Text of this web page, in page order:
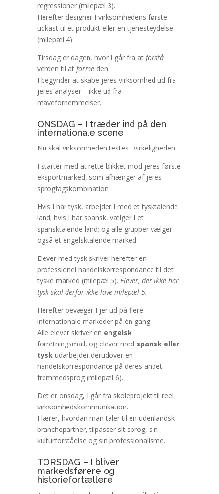
regressioner (milepæl 3).
Herefter designer I virksomhedens første
udkast til et produkt eller en tjenesteydelse
(milepæl 4).
Tirsdag er dagen, hvor I går fra at forstå
verden til at formeden.
I begynder at skabe jeres virksomhed ud fra
jeres analyser – ikke ud fra
mavefornemmelser.
ONSDAG – I træder ind på den
internationale scene
Nu skal virksomheden testes i virkeligheden.
I starter med at rette blikket mod jeres første
eksportmarked, som afhænger af jeres
sprogfagskombination:
Hvis I har tysk, arbejder I med et tysktalende
land; hvis I har spansk, vælger I et
spansktalende land; og alle grupper vælger
også et engelsktalende marked.
Elever med tysk skriver herefter en
professionel handelskorrespondance til det
tyske marked (milepæl 5). Elever, der ikke har
tysk skal derfor ikke lave milepæl 5.
Herefter bevæger I jer ud på flere
internationale markeder på én gang:
Alle elever skriver en engelsk
forretningsmail, og elever med spansk eller
tyskudarbejder derudover en
handelskorrespondance på deres andet
fremmedsprog (milepæl 6).
Det er onsdag, I går fra skoleprojekt til reel
virksomhedskommunikation.
I lærer, hvordan man taler til en udenlandsk
branchepartner, tilpasser sit sprog, sin
kulturforståelse og sin professionalisme.
TORSDAG – I bliver
markedsførere og
historiefortællere